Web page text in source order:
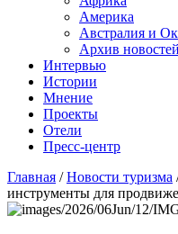
Америка
Австралия и
Архив новостей
Интервью
Истории
Мнение
Проекты
Отели
Пресс-центр
Главная /Новости туризма
инструменты для